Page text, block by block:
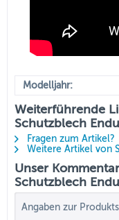
Modelljahr:
Weiterführende
Schutzblech
Fragen zum Artikel?
Weitere Artikel von
Unser
Schutzblech
Angaben zur